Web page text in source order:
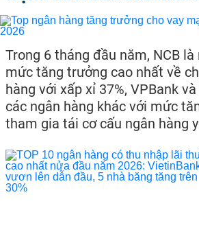
Trong 6 tháng đầu năm, NCB là
mức tăng trưởng cao nhất về
hàng với xấp xỉ 37%, VPBank
các ngân hàng khác với mức
tham gia tái cơ cấu ngân hàng